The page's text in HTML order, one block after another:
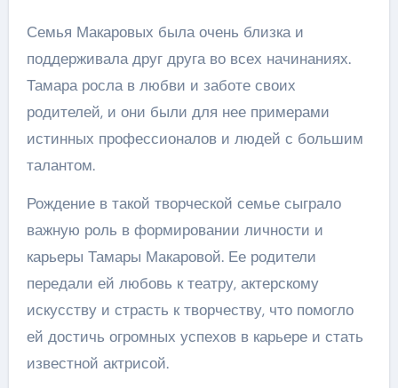
Семья Макаровых была очень близка и
поддерживала друг друга во всех начинаниях.
Тамара росла в любви и заботе своих
родителей, и они были для нее примерами
истинных профессионалов и людей с большим
талантом.
Рождение в такой творческой семье сыграло
важную роль в формировании личности и
карьеры Тамары Макаровой. Ее родители
передали ей любовь к театру, актерскому
искусству и страсть к творчеству, что помогло
ей достичь огромных успехов в карьере и стать
известной актрисой.